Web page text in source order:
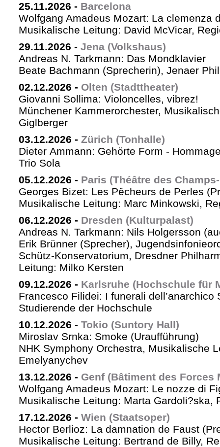
25.11.2026 - Barcelona
Wolfgang Amadeus Mozart: La clemenza
Musikalische Leitung: David McVicar,
29.11.2026 - Jena (Volkshaus)
Andreas N. Tarkmann: Das Mondklavier
Beate Bachmann (Sprecherin), Jenaer
02.12.2026 - Olten (Stadttheater)
Giovanni Sollima: Violoncelles, vibrez!
Münchener Kammerorchester,
Giglberger
03.12.2026 - Zürich (Tonhalle)
Dieter Ammann: Gehörte Form -
Trio Sola
05.12.2026 - Paris (Théâtre des
Georges Bizet: Les Pêcheurs de Perles
Musikalische Leitung: Marc Minkowski,
06.12.2026 - Dresden (Kulturpalast)
Andreas N. Tarkmann: Nils Holgersson
Erik Brünner (Sprecher),
Schütz-Konservatorium, Dresdner
Leitung: Milko Kersten
09.12.2026 - Karlsruhe (Hochschule für
Francesco Filidei: I funerali dell’anarchico
Studierende der Hochschule
10.12.2026 - Tokio (Suntory Hall)
Miroslav Srnka: Smoke (Uraufführung)
NHK Symphony Orchestra, Musikalische
Emelyanychev
13.12.2026 - Genf (Bâtiment des Forces
Wolfgang Amadeus Mozart: Le nozze di
Musikalische Leitung: Marta Gardoli?ska,
17.12.2026 - Wien (Staatsoper)
Hector Berlioz: La damnation de Faust
Musikalische Leitung: Bertrand de Billy,